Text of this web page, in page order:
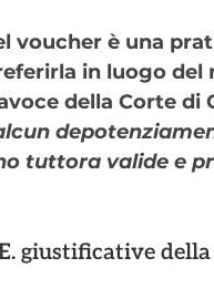
voucher è una
in luogo del
della Corte di
tuttora valide e
giustificative